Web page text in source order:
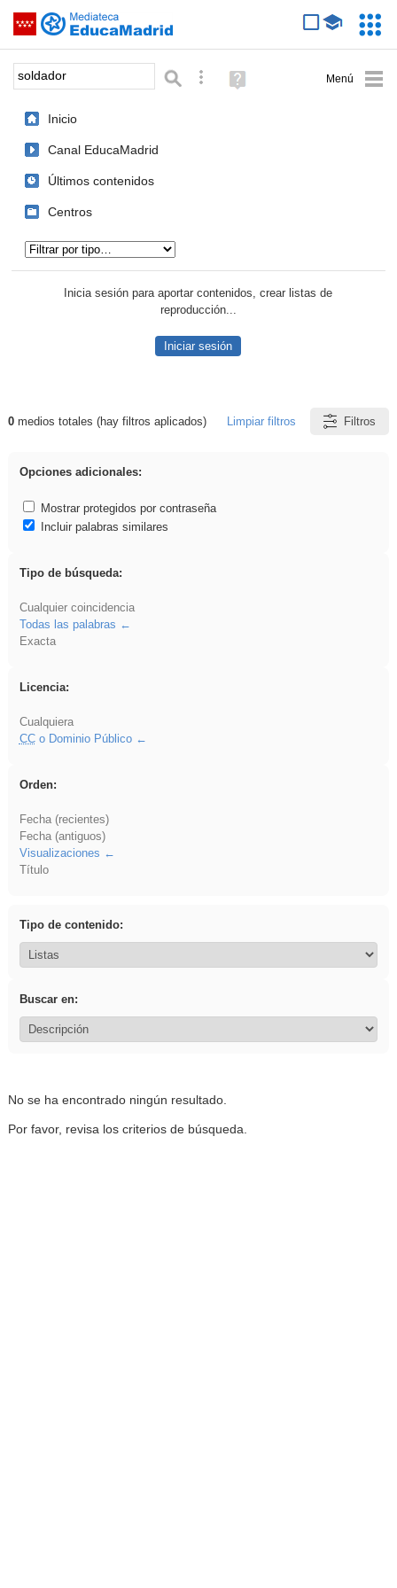
Saltar navegación
Palabra o frase: Búsqueda avanzada
Ayuda
(en
Inicio
Canal EducaMadrid
Últimos contenidos
Centros
Inicia sesión para aportar contenidos, crear listas de
reproducción...
Iniciar sesión
Resultados de: soldador
0medios totales (hay filtros aplicados) Limpiar filtros Filtros
Opciones adicionales:
Mostrar protegidos por contraseña
Incluir palabras similares
Tipo de búsqueda:
Cualquier coincidencia
Todas las palabras
Exacta
Licencia:
Cualquiera
CCo Dominio Público
Orden:
Fecha (recientes)
Fecha (antiguos)
Visualizaciones
Título
Tipo de contenido:
Buscar en:
No se ha encontrado ningún resultado.
Por favor, revisa los criterios de búsqueda.